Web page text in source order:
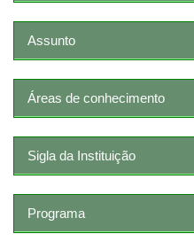
Assunto
Áreas de conhecimento
Sigla da Instituição
Programa